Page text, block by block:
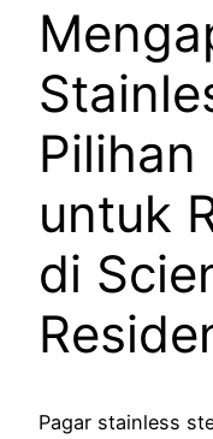
untuk
di
Pagar stainless